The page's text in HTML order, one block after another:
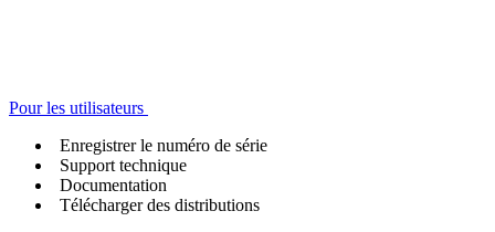
Pour les utilisateurs
Enregistrer le numéro de série
Support technique
Documentation
Télécharger des distributions